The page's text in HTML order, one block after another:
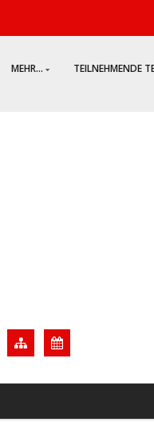
MEHR... TEILNEHMENDE